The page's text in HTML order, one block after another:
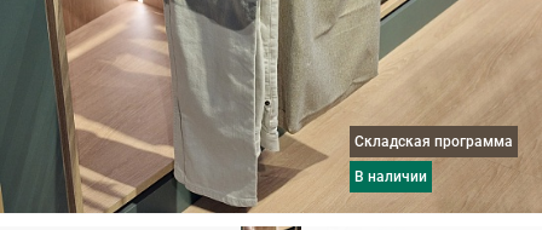
Складская программа
в наличии